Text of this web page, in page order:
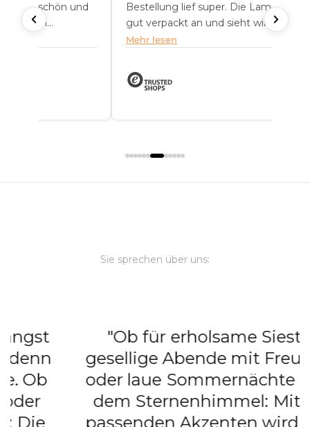
Sie ist schön und
Bestellung lief super. Die Lampe kam
gut verpackt an und sieht wirklich
hochwertig aus. Wir haben sie jetzt
Mehr lesen
Sie sprechen über uns:
"Ob für erholsame Siestas,
gesellige Abende mit Freunden
oder laue Sommernächte unter
dem Sternenhimmel: Mit den
passenden Akzenten wird jeder